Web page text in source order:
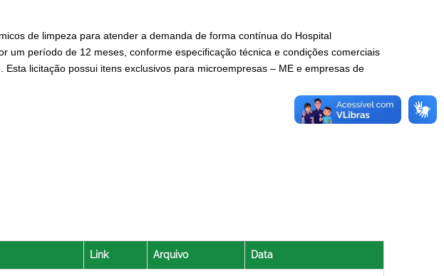
de limpeza para atender a demanda de forma contínua do Hospital
um período de 12 meses, conforme especificação técnica e condições comerciais
licitação possui itens exclusivos para microempresas – ME e empresas de
Link Arquivo Data